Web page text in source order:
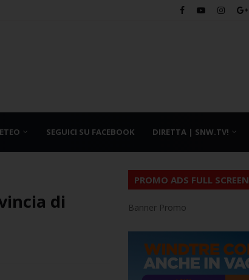
SEGUICI SU FACEBOOK DIRETTA | SNW.TV!
di
PROMO ADS FULL SCREEN
Banner Promo